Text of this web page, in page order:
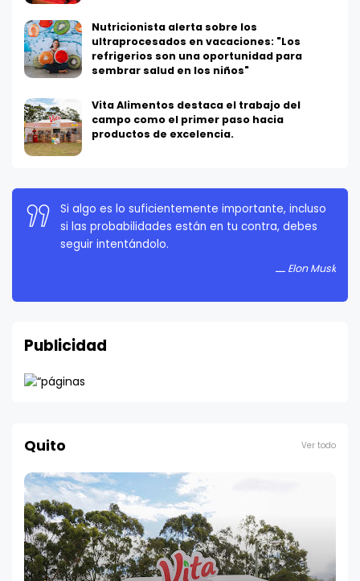
Nutricionista alerta sobre los
ultraprocesados en vacaciones: "Los
refrigerios son una oportunidad para
sembrar salud en los niños"
Vita Alimentos destaca el trabajo del
campo como el primer paso hacia
productos de excelencia.
La persistencia es muy importante. No debes
rendirte a menos que estés obligado a rendirte.
Publicidad
Quito Ver todo